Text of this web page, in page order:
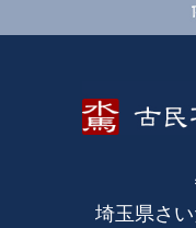
埼玉県さ